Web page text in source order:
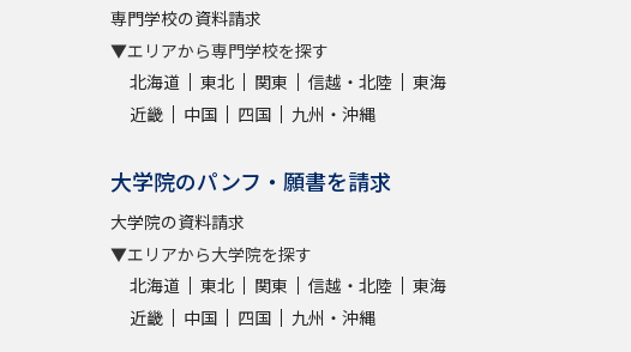
専門学校の資料請求
▼エリアから専門学校を探す
北海道
東北 関東 信越・北陸
東海
近畿
中国 四国 九州・沖縄
大学院のパンフ・願書を請求
大学院の資料請求
▼エリアから大学院を探す
北海道
東北 関東 信越・北陸
東海
近畿
中国 四国 九州・沖縄